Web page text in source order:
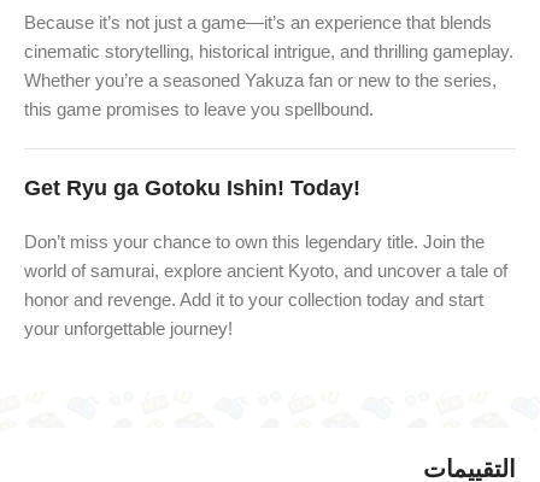
Because it’s not just a game—it’s an experience that blends
cinematic storytelling, historical intrigue, and thrilling gameplay.
Whether you’re a seasoned Yakuza fan or new to the series,
this game promises to leave you spellbound.
Get Ryu ga Gotoku Ishin! Today!
Don’t miss your chance to own this legendary title. Join the
world of samurai, explore ancient Kyoto, and uncover a tale of
honor and revenge. Add it to your collection today and start
your unforgettable journey!
التقييمات